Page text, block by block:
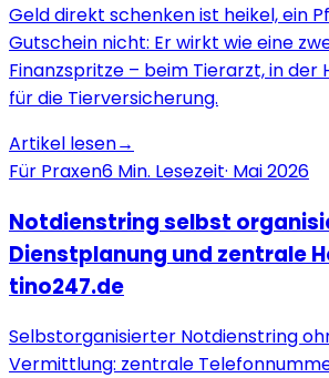
Geld direkt schenken ist heikel, ein
Gutschein nicht: Er wirkt wie eine
Finanzspritze – beim Tierarzt, in der
für die Tierversicherung.
Artikel lesen→
Für Praxen6 Min. Lesezeit· Mai 2026
Notdienstring selbst
Dienstplanung und zentrale
tino247.de
Selbstorganisierter Notdienstring
Vermittlung: zentrale